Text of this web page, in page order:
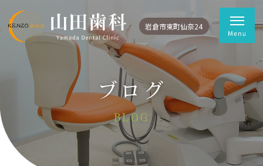
岩倉市東町仙奈24
ブログ
BLOG